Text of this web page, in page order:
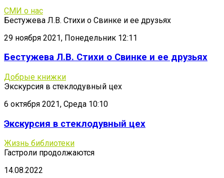
СМИ о нас
Бестужева Л.В. Стихи о Свинке и ее друзьях
29 ноября 2021, Понедельник 12:11
Бестужева Л.В. Стихи о Свинке и ее друзьях
Добрые книжки
Экскурсия в стеклодувный цех
6 октября 2021, Среда 10:10
Экскурсия в стеклодувный цех
Жизнь библиотеки
Гастроли продолжаются
14.08.2022